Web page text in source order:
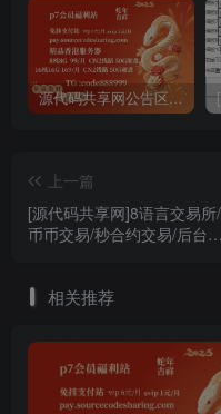
源代码共享网公告区域 购买认真阅读
上一篇
[源代码共享网]8语言交易所/
币币交易/秒合约交易/后台预
相关推荐